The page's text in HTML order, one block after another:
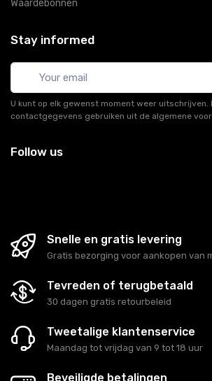
Waardebonnen
Stay informed
U kunt op elk gewenst moment weer uitschrijven.
contactgegevens gebruiken uit de algemene
Follow us
Snelle en gratis levering
Gratis bezorging voor aankopen van
Tevreden of terugbetaald
30 dagen gratis retourbeleid
Tweetalige klantenservice
Maandag tot vrijdag van 9 tot 18 uur
Beveiligde betalingen